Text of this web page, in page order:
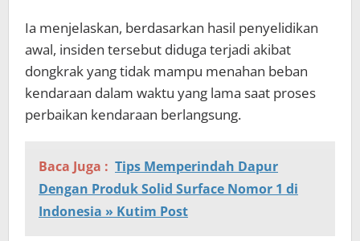
Ia menjelaskan, berdasarkan hasil penyelidikan
awal, insiden tersebut diduga terjadi akibat
dongkrak yang tidak mampu menahan beban
kendaraan dalam waktu yang lama saat proses
perbaikan kendaraan berlangsung.
Baca Juga : Tips Memperindah Dapur
Dengan Produk Solid Surface Nomor 1 di
Indonesia » Kutim Post